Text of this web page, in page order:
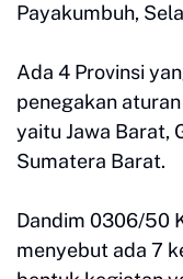
Payakumbuh,
Ada 4 Provinsi
penegakan
yaitu Jawa Barat,
Sumatera Barat.
Dandim 0306/50
menyebut ada 7